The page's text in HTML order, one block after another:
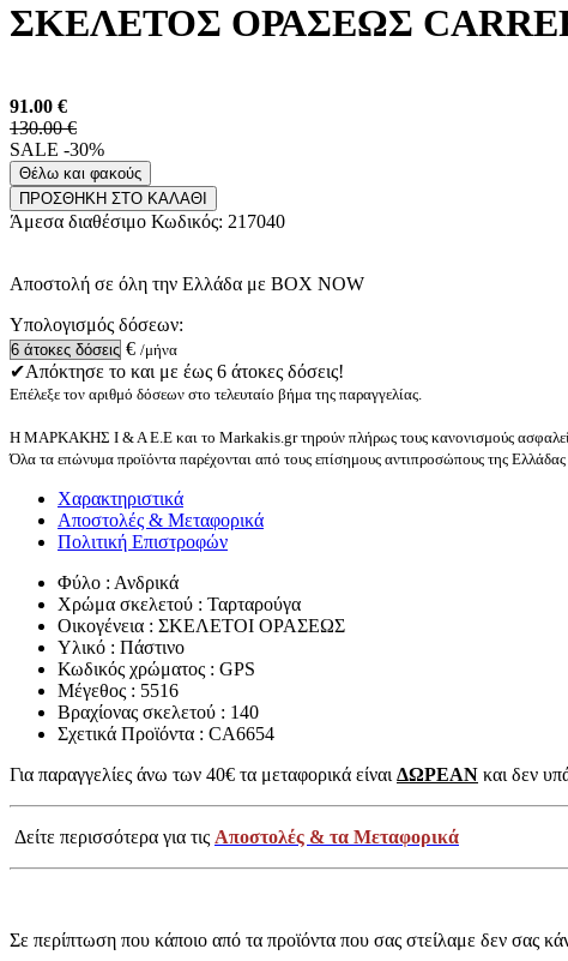
ΣΚΕΛΕΤΟΣ ΟΡΑΣΕΩΣ
91.00 €
130.00 €
SALE -30%
Θέλω και φακούς
ΠΡΟΣΘΗΚΗ ΣΤΟ ΚΑΛΑΘΙ
Άμεσα διαθέσιμο Κωδικός: 217040
Αποστολή σε όλη την Ελλάδα με BOX NOW
Υπολογισμός δόσεων:
€ /μήνα
✔Απόκτησε το και με έως 6 άτοκες δόσεις!
Επέλεξε τον αριθμό δόσεων στο τελευταίο βήμα της παραγγελίας.
Η ΜΑΡΚΑΚΗΣ Ι & Α Ε.Ε και το Markakis.gr τηρούν πλήρως τους κανονισμούς
Όλα τα επώνυμα προϊόντα παρέχονται από τους επίσημους αντιπροσώπους της
Χαρακτηριστικά
Αποστολές & Μεταφορικά
Πολιτική Επιστροφών
Φύλο : Ανδρικά
Χρώμα σκελετού : Ταρταρούγα
Οικογένεια : ΣΚΕΛΕΤΟΙ ΟΡΑΣΕΩΣ
Υλικό : Πάστινο
Κωδικός χρώματος : GPS
Μέγεθος : 5516
Βραχίονας σκελετού : 140
Σχετικά Προϊόντα : CA6654
Για παραγγελίες άνω των 40€ τα μεταφορικά είναι ΔΩΡΕΑΝ και δεν
Δείτε περισσότερα για τις Αποστολές & τα Μεταφορικά
Σε περίπτωση που κάποιο από τα προϊόντα που σας στείλαμε δεν σας